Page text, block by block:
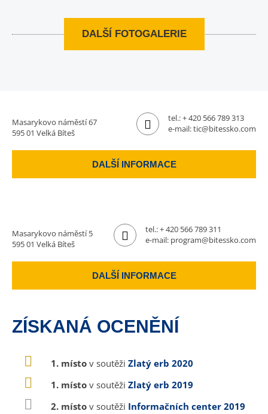
DALŠÍ FOTOGALERIE
Masarykovo náměstí 67
595 01 Velká Bíteš
tel.:+ 420 566 789 313
e-mail:tic@bitessko.com
DALŠÍ INFORMACE
Masarykovo náměstí 5
595 01 Velká Bíteš
tel.:+ 420 566 789 311
e-mail: program@bitessko.com
DALŠÍ INFORMACE
ZÍSKANÁ OCENĚNÍ
1. místo v soutěži Zlatý erb 2020
1. místo v soutěži Zlatý erb 2019
2. místo v soutěži Informačních center 2019